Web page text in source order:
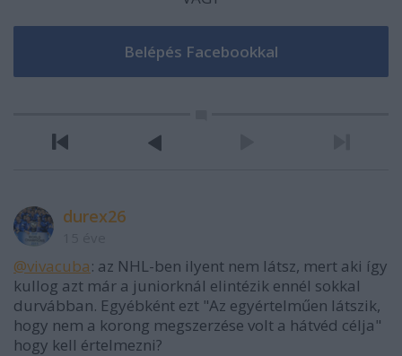
durex26
@vivacuba: az NHL-ben ilyent nem látsz, mert aki így
kullog azt már a juniorknál elintézik ennél sokkal
durvábban. Egyébként ezt "Az egyértelműen látszik,
hogy nem a korong megszerzése volt a hátvéd célja"
hogy kell értelmezni?